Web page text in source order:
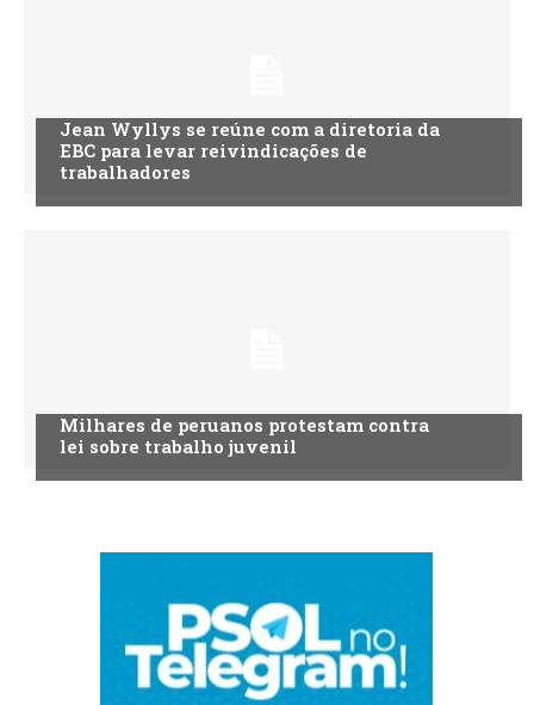
Jean Wyllys se reúne com a diretoria da
EBC para levar reivindicações de
trabalhadores
Milhares de peruanos protestam contra
lei sobre trabalho juvenil